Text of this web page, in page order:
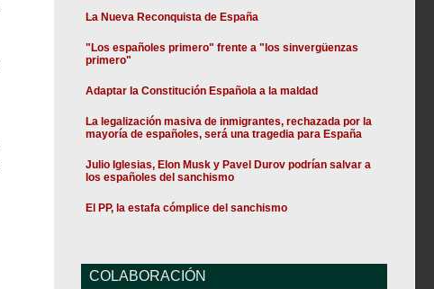
La Nueva Reconquista de España
"Los españoles primero" frente a "los sinvergüenzas
primero"
Adaptar la Constitución Española a la maldad
La legalización masiva de inmigrantes, rechazada por la
mayoría de españoles, será una tragedia para España
Julio Iglesias, Elon Musk y Pavel Durov podrían salvar a
los españoles del sanchismo
El PP, la estafa cómplice del sanchismo
COLABORACIÓN